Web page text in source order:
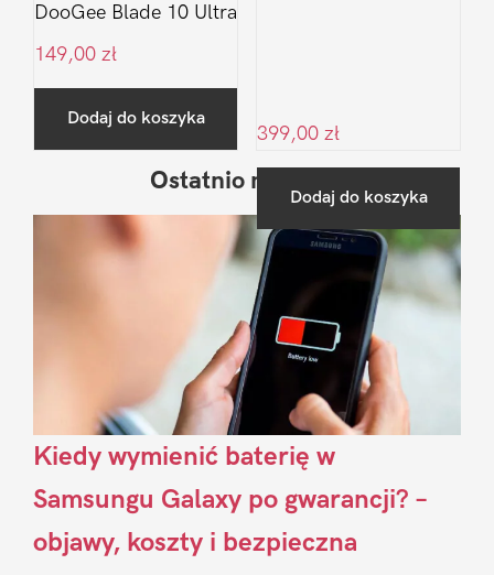
DooGee Blade 10 Ultra
149,00 zł
Dodaj do koszyka
399,00 zł
Dodaj do koszyka
Sidebar
Ostatnio na blogu
Kiedy wymienić baterię w
Samsungu Galaxy po gwarancji? –
objawy, koszty i bezpieczna